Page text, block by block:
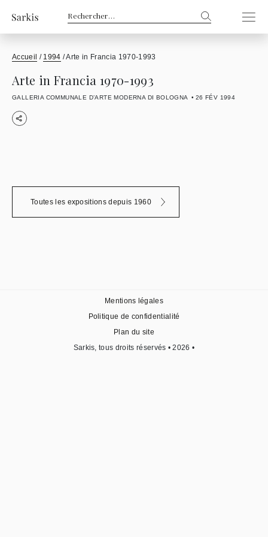
Rechercher :
Accueil / 1994 /Arte in Francia 1970-1993
Arte in Francia 1970-1993
GALLERIA COMMUNALE D’ARTE MODERNA DI BOLOGNA 26 FÉV 1994
Toutes les expositions depuis 1960
Sarkis, tous droits réservés • 2026 •
Mentions légales
Politique de confidentialité
Plan du site